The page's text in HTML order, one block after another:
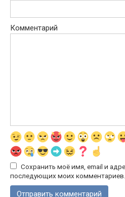
Комментарий
Сохранить моё имя, email и
последующих моих комментариев.